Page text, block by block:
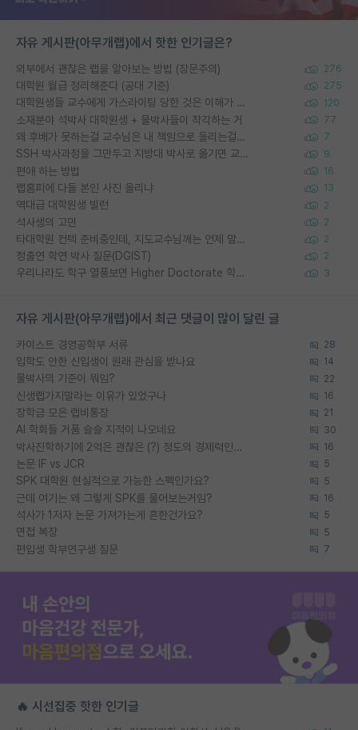
자유 게시판(아무개랩)에서 핫한 인기글은?
외부에서 괜찮은 랩을 알아보는 방법 (장문주의) 276
대학원 월급 정리해준다 (공대 기준) 275
대학원생들 교수에게 가스라이팅 당한 것은 이해가 갑니다. 안타깝네요. 120
소재분야 석박사 대학원생 + 물박사들이 착각하는 거 77
왜 후배가 못하는걸 교수님은 내 책임으로 돌리는걸까요? 7
SSH 박사과정을 그만두고 지방대 박사로 옮기면 교수의 꿈은 끝일까요? 9
편애 하는 방법 16
랩홈피에 다들 본인 사진 올리냐 13
역대급 대학원생 빌런 2
석사생의 고민 2
타대학원 컨텍 준비중인데, 지도교수님께는 언제 말씀드려야 할까요? 2
정출연 학연 박사 질문(DGIST) 2
우리나라도 학구 열풍보면 Higher Doctorate 학위가 필요하다고 봅니다. 3
자유 게시판(아무개랩)에서 최근 댓글이 많이 달린 글
카이스트 경영공학부 서류 28
입학도 안한 신입생이 원래 관심을 받나요 14
물박사의 기준이 뭐임? 22
신생랩가지말라는 이유가 있었구나 16
장학금 모은 랩비통장 21
AI 학회들 거품 슬슬 지적이 나오네요 30
박사진학하기에 2억은 괜찮은 (?) 정도의 경제력인가요 16
논문 IF vs JCR 5
SPK 대학원 현실적으로 가능한 스펙인가요? 5
근데 여기는 왜 그렇게 SPK를 물어보는거임? 16
석사가 1저자 논문 가져가는게 흔한건가요? 5
면접 복장 5
편입생 학부연구생 질문 7
🔥 시선집중 핫한 인기글